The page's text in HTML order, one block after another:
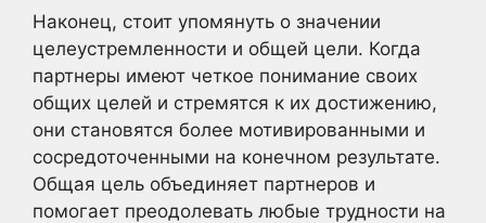
Наконец, стоит упомянуть о значении
целеустремленности и общей цели. Когда
партнеры имеют четкое понимание своих
общих целей и стремятся к их достижению,
они становятся более мотивированными и
сосредоточенными на конечном результате.
Общая цель объединяет партнеров и
помогает преодолевать любые трудности на